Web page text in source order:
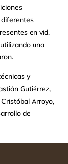
diferentes
en vid,
una
y
Gutiérrez,
Arroyo,
de